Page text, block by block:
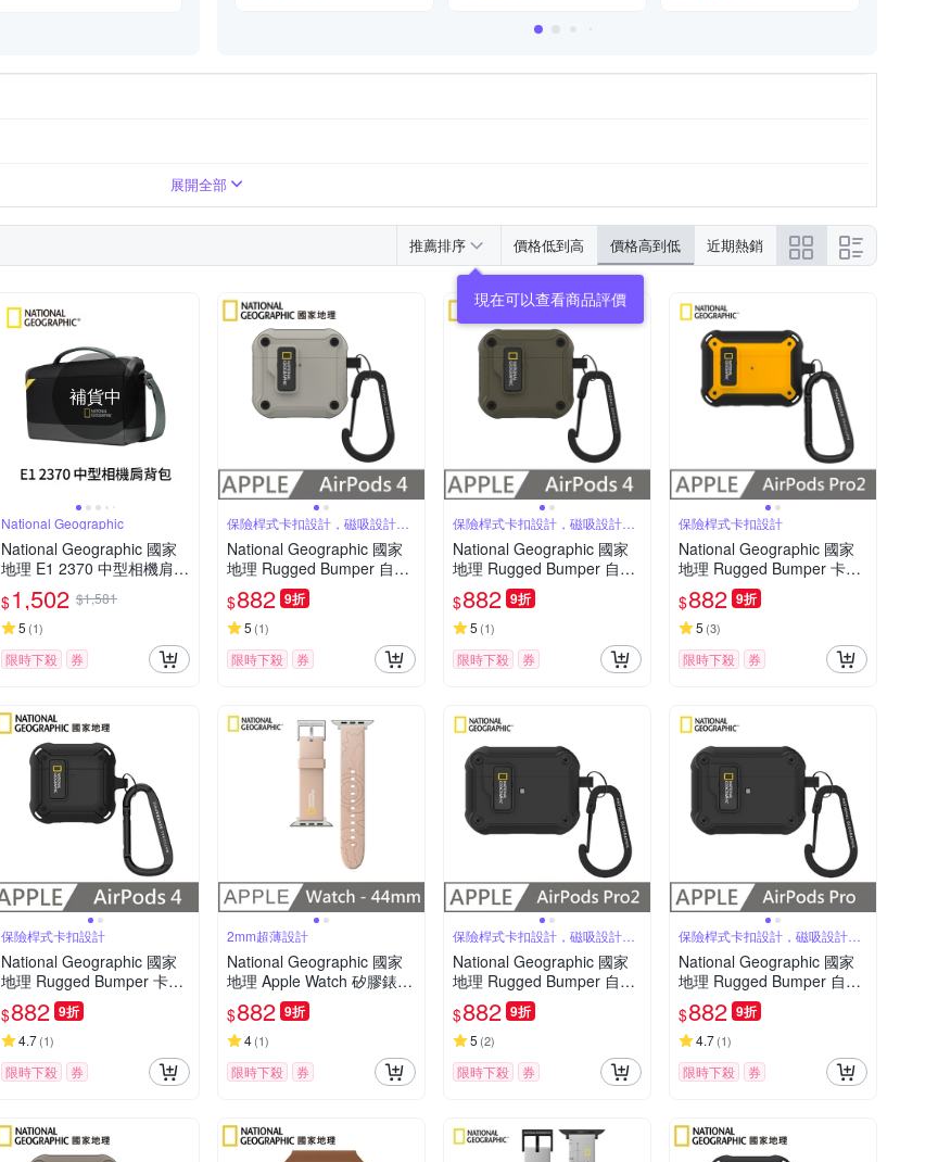
展開全部
推薦排序 價格低到高 價格高到低 近期熱銷
補貨中
National Geographic
National Geographic 國家
地理 E1 2370 中型相機肩背
$1,502 $1,581
5 (1)
限時下殺 券
保險桿式卡扣設計，磁吸設計可
自動開蓋
National Geographic 國家
地理 Rugged Bumper 自動
開蓋 耳機保護殼 適用 AirPo
ds 4 - 石米色
$882 9折
5 (1)
限時下殺 券
保險桿式卡扣設計，磁吸設計可
自動開蓋
National Geographic 國家
地理 Rugged Bumper 自動
開蓋 耳機保護殼 適用 AirPo
ds 4 - 卡其色
$882 9折
5 (1)
限時下殺 券
保險桿式卡扣設計
National Geographic 國家
地理 Rugged Bumper 卡扣
式 耳機保護殼 適用 AirPods
Pro 2 - 黃色
$882 9折
5 (3)
限時下殺 券
保險桿式卡扣設計
National Geographic 國家
地理 Rugged Bumper 卡扣
式 耳機保護殼 適用 AirPods
4 - 黑色
$882 9折
4.7(1)
限時下殺 券
2mm超薄設計
National Geographic 國家
地理 Apple Watch 矽膠錶帶
44mm - 粉色
$882 9折
4(1)
限時下殺 券
保險桿式卡扣設計，磁吸設計可
自動開蓋
National Geographic 國家
地理 Rugged Bumper 自動
開蓋 耳機保護殼 適用 AirPo
ds Pro 2 - 黑色
$882 9折
5 (2)
限時下殺 券
保險桿式卡扣設計，磁吸設計可
自動開蓋
National Geographic 國家
地理 Rugged Bumper 自動
開蓋 耳機保護殼 適用 AirPo
ds Pro - 黑色
$882 9折
4.7(1)
限時下殺 券